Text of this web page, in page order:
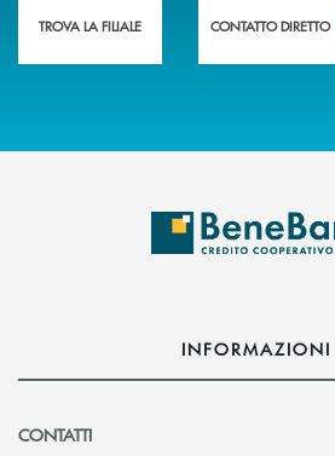
TROVA LA FILIALE CONTATTO DIRETTO
INFORMAZIONI
CONTATTI